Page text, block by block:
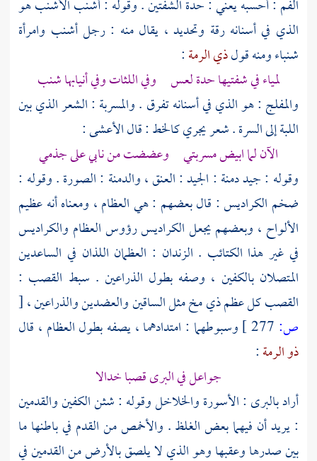
الفم : أحسبه يعني : حدة الشفتين . وقوله : أشنب الأشنب هو
الذي في أسنانه رقة وتحديد ، يقال منه : رجل أشنب وامرأة
شنباء ومنه قولذي الرمة:
لمياء في شفتيها حدة لعس وفي اللثات وفي أنيابها شنب
والمفلج : هو الذي في أسنانه تفرق . والمسربة : الشعر الذي بين
اللبة إلى السرة . شعر يجري كالخط : قالالأعشى:
الآن لما ابيض مسربتي وعضضت من نابي على جذمي
وقوله : جيد دمنة : الجيد : العنق ، والدمنة : الصورة . وقوله :
ضخم الكراديس : قال بعضهم : هي العظام ، ومعناه أنه عظيم
الألواح ، وبعضهم يجعل الكراديس رؤوس العظام والكراديس
في غير هذا الكتائب . الزندان : العظمان اللذان في الساعدين
المتصلان بالكفين ، وصفه بطول الذراعين . سبط القصب :
القصب كل عظم ذي مخ مثل الساقين والعضدين والذراعين ،[
ص:
وسبوطهما : امتدادهما ، يصفه بطول العظام ، قال
ذو الرمة:
جواعل في البرى قصبا خدالا
أراد بالبرى : الأسورة والخلاخل وقوله : شثن الكفين والقدمين
: يريد أن فيهما بعض الغلظ . والأخمص من القدم في باطنها ما
بين صدرها وعقبها وهو الذي لا يلصق بالأرض من القدمين في